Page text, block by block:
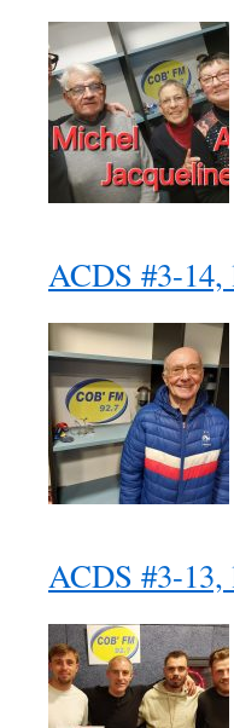
ACDS #3-14,
ACDS #3-13,